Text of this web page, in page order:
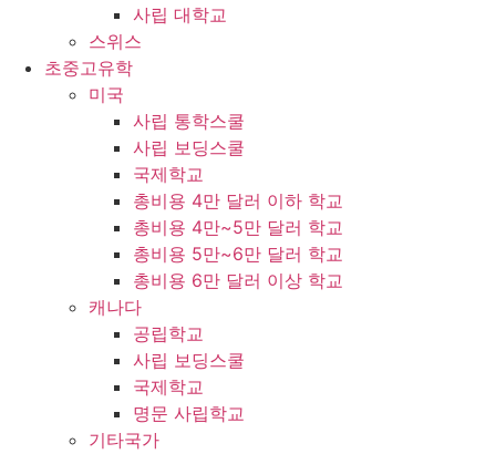
사립 대학교
스위스
초중고유학
미국
사립 통학스쿨
사립 보딩스쿨
국제학교
총비용 4만 달러 이하 학교
총비용 4만~5만 달러 학교
총비용 5만~6만 달러 학교
총비용 6만 달러 이상 학교
캐나다
공립학교
사립 보딩스쿨
국제학교
명문 사립학교
기타국가